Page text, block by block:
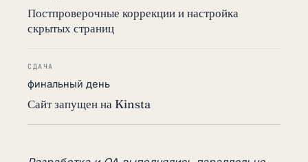
Постпроверочные коррекции и настройка
скрытых страниц
СДАЧА
финальный день
Сайт запущен на Kinsta